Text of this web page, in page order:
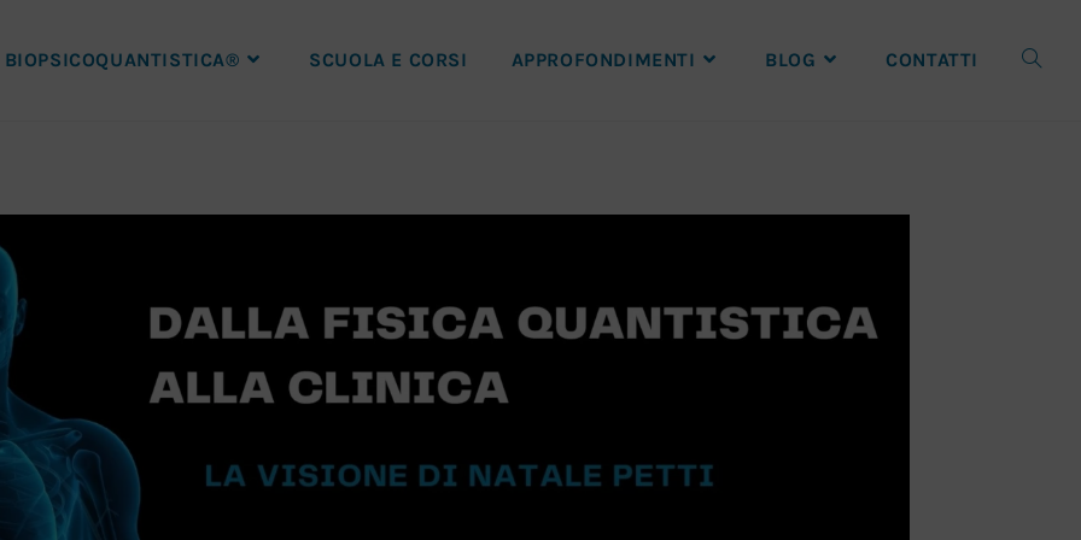
BIOPSICOQUANTISTICA® SCUOLA E CORSI APPROFONDIMENTI BLOG CONTATTI